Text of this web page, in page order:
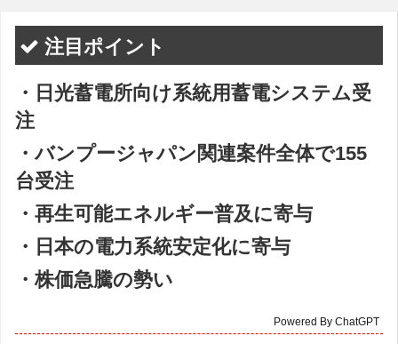
注目ポイント
・日光蓄電所向け系統用蓄電システム受
注
・バンプージャパン関連案件全体で155
台受注
・再生可能エネルギー普及に寄与
・日本の電力系統安定化に寄与
・株価急騰の勢い
Powered By ChatGPT